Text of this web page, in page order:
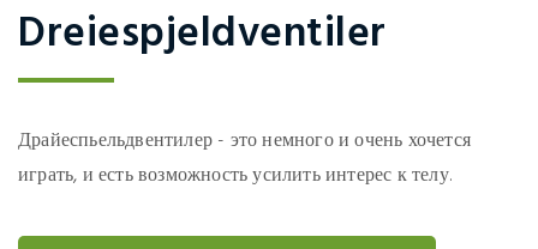
Dreiespjeldventiler
Драйеспьельдвентилер - это немного и очень хочется
играть, и есть возможность усилить интерес к телу.